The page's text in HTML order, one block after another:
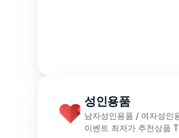
성인용품
남자성인용품 / 여자성인
이벤트 최저가 추천상품